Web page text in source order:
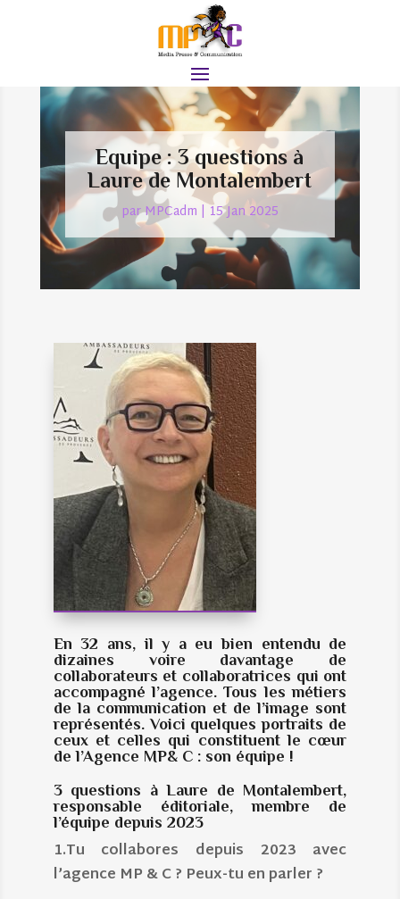
Equipe : 3 questions à
Laure de Montalembert
parMPCadm | 15 Jan 2025
En 32 ans, il y a eu bien entendu de
dizaines voire davantage de
collaborateurs et collaboratrices qui ont
accompagné l’agence. Tous les métiers
de la communication et de l’image sont
représentés. Voici quelques portraits de
ceux et celles qui constituent le cœur
de l’Agence MP& C : son équipe !
3 questions à Laure de Montalembert,
responsable éditoriale, membre de
l’équipe depuis 2023
1.Tu collabores depuis 2023 avec
l’agence MP & C ? Peux-tu en parler ?